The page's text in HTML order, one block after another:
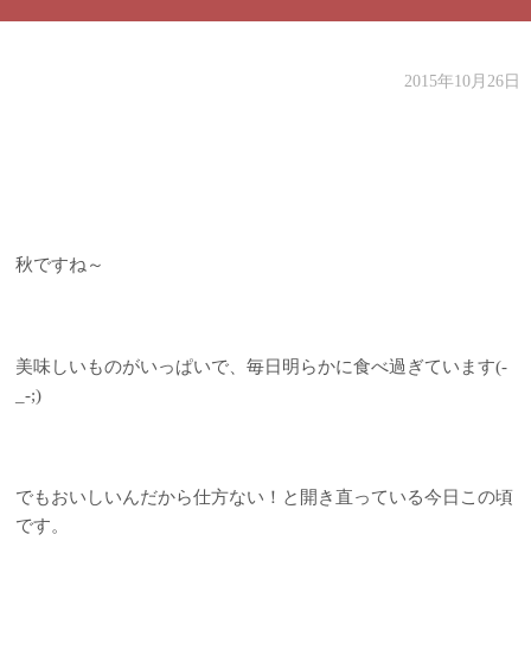
2015年10月26日
秋ですね～
美味しいものがいっぱいで、毎日明らかに食べ過ぎています(-
_-;)
でもおいしいんだから仕方ない！と開き直っている今日この頃
です。